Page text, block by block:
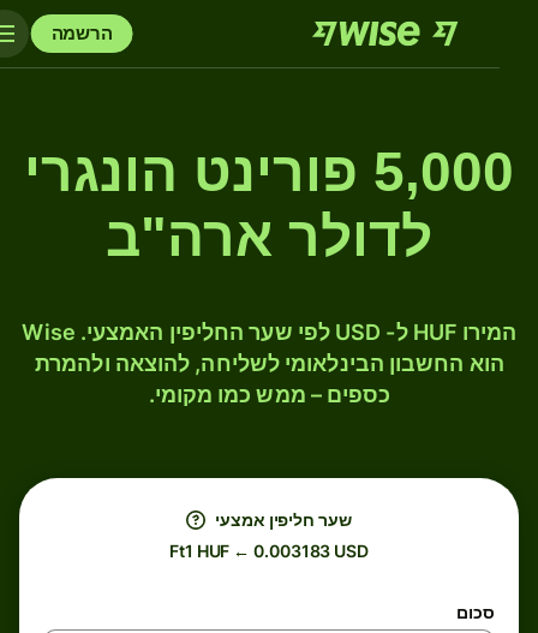
הרשמה
5,000 פורינט הונגרי
לדולר ארה"ב
המירו HUF ל- USD לפי שער החליפין האמצעי. Wise
הוא החשבון הבינלאומי לשליחה, להוצאה ולהמרת
כספים – ממש כמו מקומי.
שער חליפין אמצעי
Ft1 HUF ← 0.003183 USD
סכום